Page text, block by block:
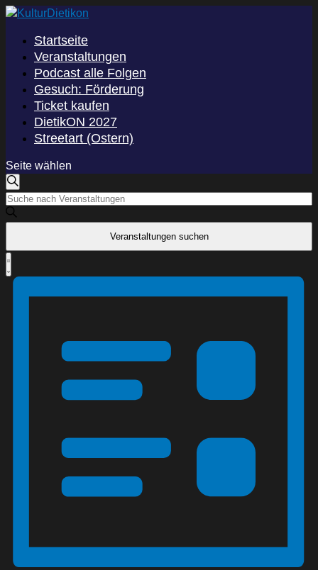
Startseite
Veranstaltungen
Podcast alle Folgen
Gesuch: Förderung
Ticket kaufen
DietikON 2027
Streetart (Ostern)
Seite wählen
Veranstaltungen
Veranstaltungen
Suche
und
Ansichten,
Navigation
Suche
Bitte
Schlüsselwort
nach
Veranstaltungen
Veranstaltungen suchen
Veranstaltung
Ansichten-
Zusammenfassung